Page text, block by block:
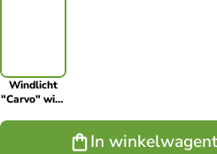
Windlicht
"Carvo" wit -
In